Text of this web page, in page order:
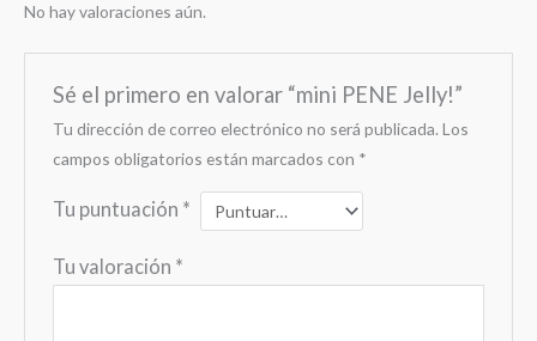
No hay valoraciones aún.
Sé el primero en valorar “mini PENE Jelly!”
Tu dirección de correo electrónico no será publicada. Los
campos obligatorios están marcados con *
Tu puntuación *
Tu valoración *